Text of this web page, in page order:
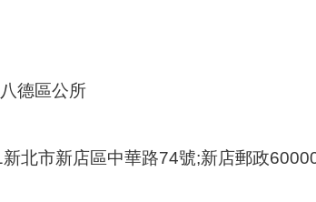
德區公所
北市新店區中華路74號;新店郵政